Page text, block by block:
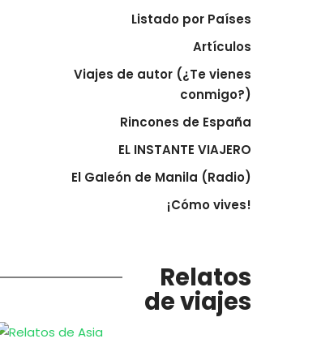
Listado por Países
Artículos
Viajes de autor (¿Te vienes
conmigo?)
Rincones de España
EL INSTANTE VIAJERO
El Galeón de Manila (Radio)
¡Cómo vives!
Relatos
de viajes